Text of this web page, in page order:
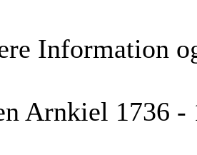
Information
Arnkiel 1736 -